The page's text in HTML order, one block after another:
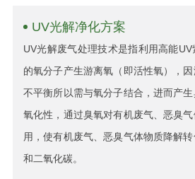
UV光解净化方案
UV光解废气处理技术是指利用高能
的氧分子产生游离氧（即活性氧），
不平衡所以需与氧分子结合，进而产
氧化性，通过臭氧对有机废气、恶臭
用，使有机废气、恶臭气体物质降解
和二氧化碳。